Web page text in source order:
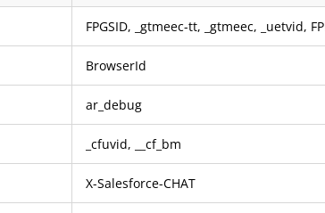
FPGSID, _gtmeec-tt, _gtmeec, _uetvid,
BrowserId
ar_debug
_cfuvid, __cf_bm
X-Salesforce-CHAT